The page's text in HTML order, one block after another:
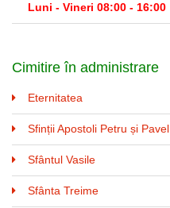
Luni - Vineri 08:00 - 16:00
Cimitire în administrare
Eternitatea
Sfinții Apostoli Petru și Pavel
Sfântul Vasile
Sfânta Treime